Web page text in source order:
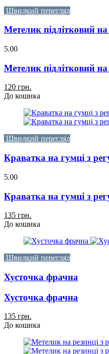
Швидкий перегляд
Метелик підлітковий
5.00
Метелик підлітковий
120 грн.
До кошика
Швидкий перегляд
Краватка на гумці з
5.00
Краватка на гумці з
135 грн.
До кошика
Швидкий перегляд
Хусточка фрачна
Хусточка фрачна
135 грн.
До кошика